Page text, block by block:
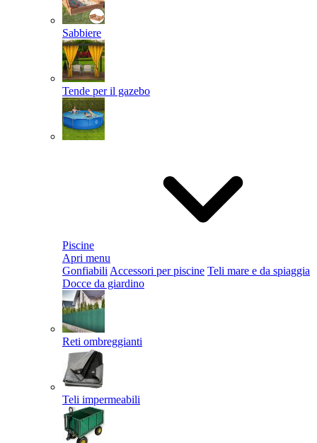
Sabbiere
Tende per il gazebo
Piscine
Apri menu
Gonfiabili Accessori per piscine Teli mare e da spiaggia
Docce da giardino
Reti ombreggianti
Teli impermeabili